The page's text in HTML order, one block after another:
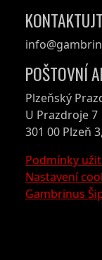
POŠTOVNÍ
Plzeňský
U Prazdroje 7
301 00 Plzeň
Podmínky
Nastavení
Gambrinus